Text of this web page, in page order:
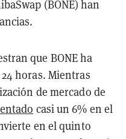
(BONE) han
que BONE ha
horas. Mientras
de mercado de
casi un 6% en el
en el quinto